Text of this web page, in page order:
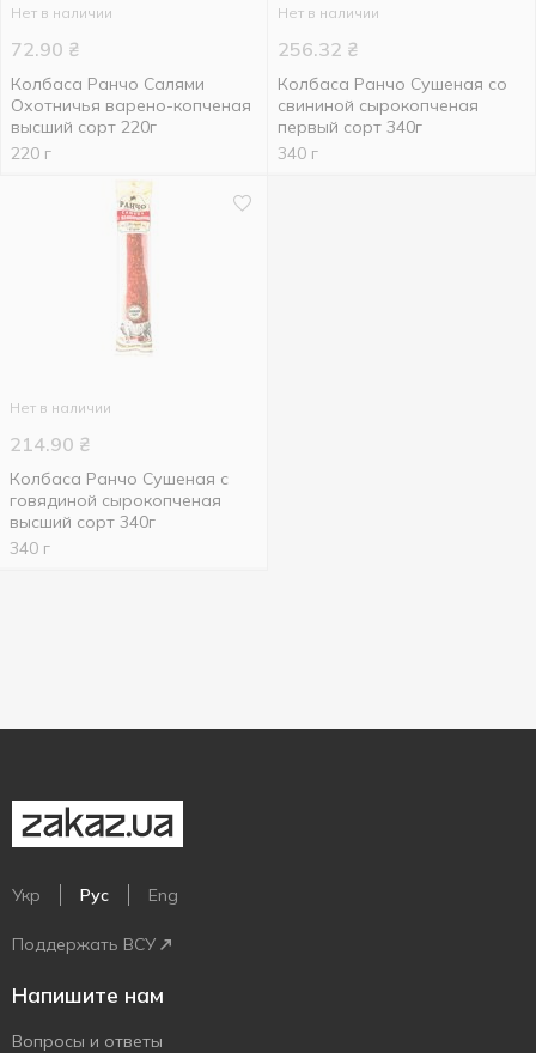
Нет в наличии
72.90 ₴
Колбаса Ранчо Салями
Охотничья варено-копченая
высший сорт 220г
220 г
Нет в наличии
256.32 ₴
Колбаса Ранчо Сушеная со
свининой сырокопченая
первый сорт 340г
340 г
Нет в наличии
214.90 ₴
Колбаса Ранчо Сушеная с
говядиной сырокопченая
высший сорт 340г
340 г
Укр Рус Eng
Поддержать ВСУ
Напишите нам
Вопросы и ответы